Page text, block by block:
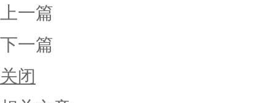
上一篇
下一篇
关闭